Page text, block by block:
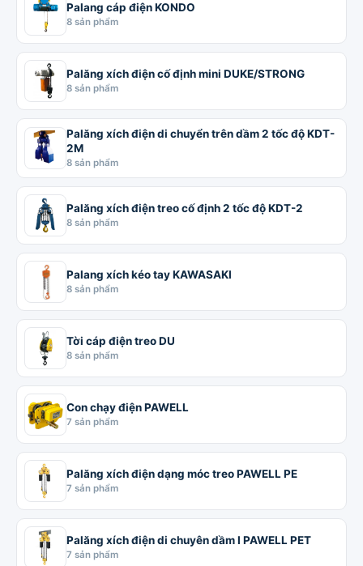
Palang cáp điện KONDO
8 sản phẩm
Palăng xích điện cố định mini DUKE/STRONG
8 sản phẩm
Palăng xích điện di chuyển trên dầm 2 tốc độ KDT-
2M
8 sản phẩm
Palăng xích điện treo cố định 2 tốc độ KDT-2
8 sản phẩm
Palang xích kéo tay KAWASAKI
8 sản phẩm
Tời cáp điện treo DU
8 sản phẩm
Con chạy điện PAWELL
7 sản phẩm
Palăng xích điện dạng móc treo PAWELL PE
7 sản phẩm
Palăng xích điện di chuyên dầm I PAWELL PET
7 sản phẩm